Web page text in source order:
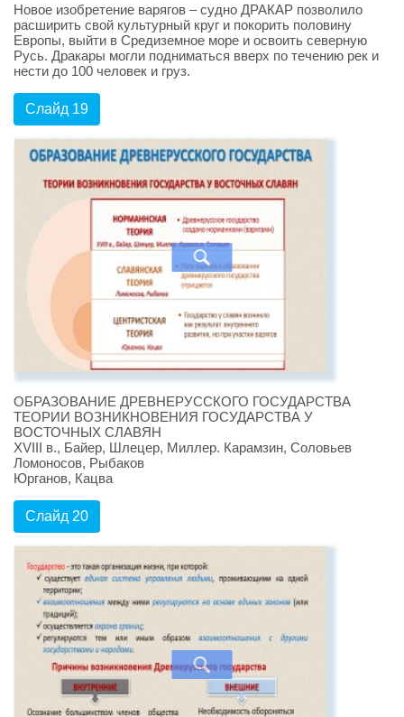
Новое изобретение варягов – судно ДРАКАР позволило
расширить свой культурный круг и покорить половину
Европы, выйти в Средиземное море и освоить северную
Русь. Дракары могли подниматься вверх по течению рек и
нести до 100 человек и груз.
Слайд 19
ОБРАЗОВАНИЕ ДРЕВНЕРУССКОГО ГОСУДАРСТВА
ТЕОРИИ ВОЗНИКНОВЕНИЯ ГОСУДАРСТВА У
ВОСТОЧНЫХ СЛАВЯН
XVIII в., Байер, Шлецер, Миллер. Карамзин, Соловьев
Ломоносов, Рыбаков
Юрганов, Кацва
Слайд 20